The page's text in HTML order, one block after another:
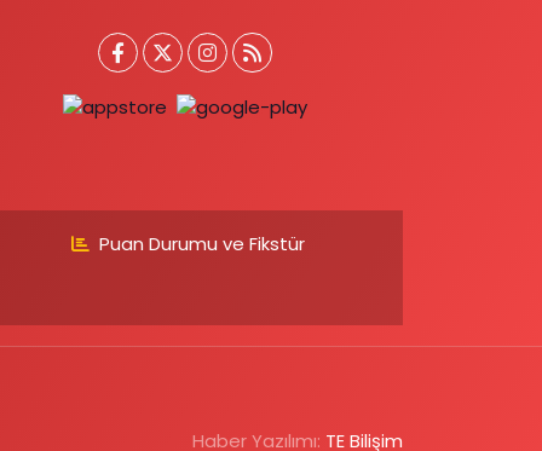
Puan Durumu ve Fikstür
Haber Yazılımı: TE Bilişim